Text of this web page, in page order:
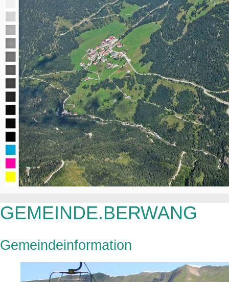
GEMEINDE.BERWANG
Gemeindeinformation